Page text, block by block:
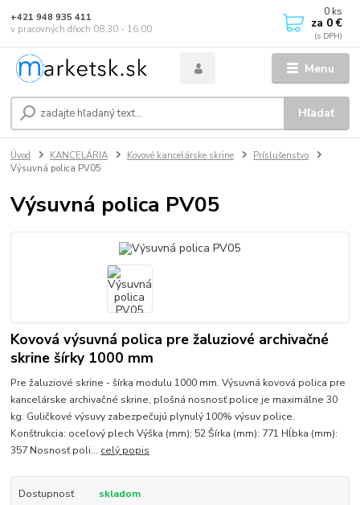
Menu
Hľadať
+421 948 935 411
v pracovných dňoch 08.30 - 16.00
0 ks
za 0 €
Úvod KANCELÁRIA Kovové kancelárske skrine
Príslušenstvo
Výsuvná polica PV05
Výsuvná polica PV05
Kovová výsuvná polica pre žaluziové archivačné
skrine šírky 1000 mm
Pre žaluziové skrine - šírka modulu 1000 mm. Výsuvná kovová polica pre
kancelárske archivačné skrine, plošná nosnosť police je maximálne 30
kg. Guličkové výsuvy zabezpečujú plynulý 100% výsuv police.
Konštrukcia: oceľový plech Výška (mm): 52 Šírka (mm): 771 Hĺbka (mm):
357 Nosnosť poli... celý popis
Dostupnosť skladom